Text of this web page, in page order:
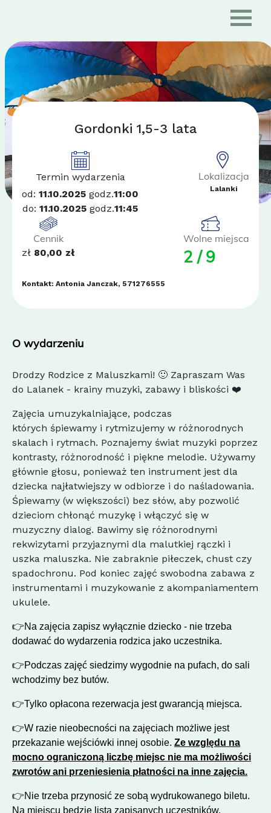
Gordonki 1,5-3 lata
Termin wydarzenia
od: 11.10.2025 godz.11:00
do: 11.10.2025 godz.11:45
Lokalizacja
Lalanki
Cennik
zł 80,00 zł
Wolne miejsca
2 / 9
Kontakt: Antonia Janczak, 571276555
O wydarzeniu
Drodzy Rodzice z Maluszkami! 🙂 Zapraszam Was
do Lalanek - krainy muzyki, zabawy i bliskości ❤️
Zajęcia umuzykalniające, podczas
których śpiewamy i rytmizujemy w różnorodnych
skalach i rytmach. Poznajemy świat muzyki poprzez
kontrasty, różnorodność i piękne melodie. Używamy
głównie głosu, ponieważ ten instrument jest dla
dziecka najłatwiejszy w odbiorze i do naśladowania.
Śpiewamy (w większości) bez słów, aby pozwolić
dzieciom chłonąć muzykę i włączyć się w
muzyczny dialog. Bawimy się różnorodnymi
rekwizytami przyjaznymi dla malutkiej rączki i
uszka maluszka. Nie zabraknie piłeczek, chust czy
spadochronu. Pod koniec zajęć swobodna zabawa z
instrumentami i muzykowanie z akompaniamentem
ukulele.
👉Na zajęcia zapisz wyłącznie dziecko - nie trzeba
dodawać do wydarzenia rodzica jako uczestnika.
👉Podczas zajęć siedzimy wygodnie na pufach, do sali
wchodzimy bez butów.
👉Tylko opłacona rezerwacja jest gwarancją miejsca.
👉W razie nieobecności na zajęciach możliwe jest
przekazanie wejściówki innej osobie. Ze względu na
mocno ograniczoną liczbę miejsc nie ma możliwości
zwrotów ani przeniesienia płatności na inne zajęcia.
👉Nie trzeba przynosić ze sobą wydrukowanego biletu.
Na miejscu będzie lista zapisanych uczestników.